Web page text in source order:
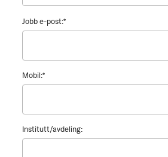
Jobb e-post:*
Mobil:*
Institutt/avdeling: